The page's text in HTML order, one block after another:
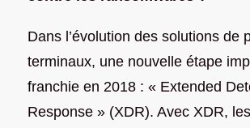
Dans l’évolution des solutions de
terminaux, une nouvelle étape
franchie en 2018 : « Extended
Response » (XDR). Avec XDR,